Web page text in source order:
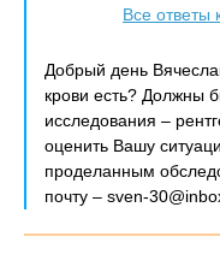
Все ответы
Добрый день
крови есть? Должны
исследования –
оценить Вашу
проделанным
почту – sven-